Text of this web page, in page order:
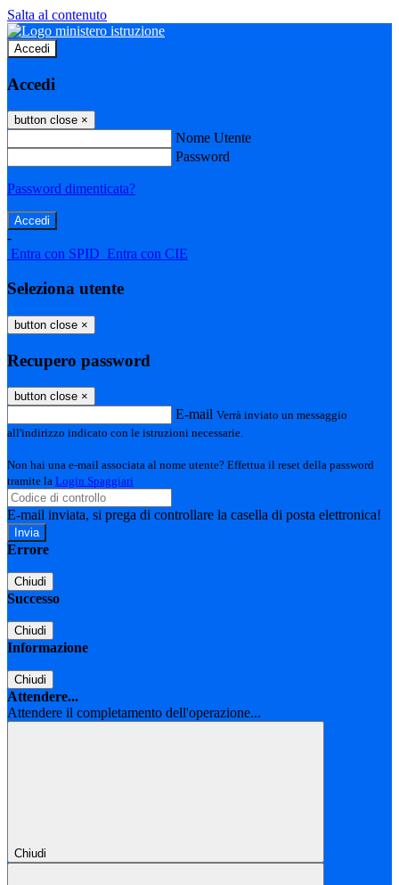
Salta al contenuto
Accedi
Accedi
button close ×
Nome Utente
Password
Password dimenticata?
-
Entra con SPID Entra con CIE
Seleziona utente
button close ×
Recupero password
button close ×
E-mail Verrà inviato un messaggio
all'indirizzo indicato con le istruzioni necessarie.
Non hai una e-mail associata al nome utente? Effettua il reset della password
tramite la Login Spaggiari
E-mail inviata, si prega di controllare la casella di posta elettronica!
Errore
Chiudi
Successo
Chiudi
Informazione
Chiudi
Attendere...
Attendere il completamento dell'operazione...
Chiudi